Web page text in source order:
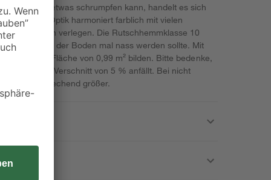
etwas schrumpfen kann, handelt es sich
beige Optik harmoniert farblich mit vielen
Innenbereich verlegen. Die Rutschhemmklasse 10
selbst wenn der Boden mal nass werden sollte. Mit
die eine Fläche von 0,99 m² bilden. Bitte bedenke,
ungefährer Verschnitt von 5 % anfällt. Bei nicht
entsprechend größer.